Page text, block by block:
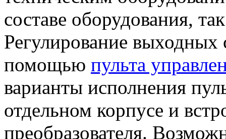
составе оборудования,
Регулирование выходных
помощью пульта
варианты исполнения
отдельном корпусе и
преобразователя.